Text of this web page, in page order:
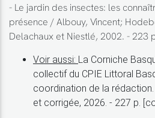
- Le jardin des insectes: les
présence / Albouy, Vincent;
Delachaux et Niestlé, 2002. - 223
Voir aussi: La Corniche
collectif du CPIE Littoral
coordination de la
et corrigée, 2026. - 227 p.